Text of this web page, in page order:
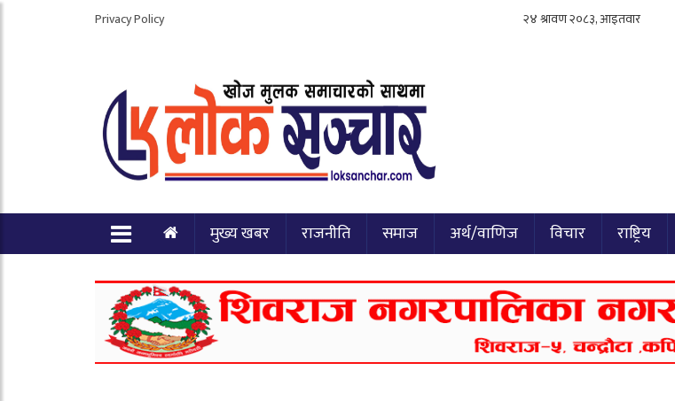
Privacy Policy
मुख्य खबर राजनीति समाज अर्थ/वाणिज विचार राष्ट्रिय